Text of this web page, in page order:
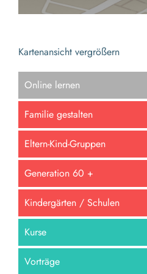
Kartenansicht vergrößern
Online lernen
Familie gestalten
Eltern-Kind-Gruppen
Generation 60 +
Kindergärten / Schulen
Kurse
Vorträge